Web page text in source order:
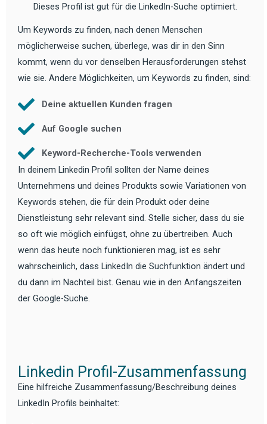
Dieses Profil ist gut für die LinkedIn-Suche optimiert.
Um Keywords zu finden, nach denen Menschen
möglicherweise suchen, überlege, was dir in den Sinn
kommt, wenn du vor denselben Herausforderungen stehst
wie sie. Andere Möglichkeiten, um Keywords zu finden, sind:
Deine aktuellen Kunden fragen
Auf Google suchen
Keyword-Recherche-Tools verwenden
In deinem Linkedin Profil sollten der Name deines
Unternehmens und deines Produkts sowie Variationen von
Keywords stehen, die für dein Produkt oder deine
Dienstleistung sehr relevant sind. Stelle sicher, dass du sie
so oft wie möglich einfügst, ohne zu übertreiben. Auch
wenn das heute noch funktionieren mag, ist es sehr
wahrscheinlich, dass LinkedIn die Suchfunktion ändert und
du dann im Nachteil bist. Genau wie in den Anfangszeiten
der Google-Suche.
Linkedin Profil-Zusammenfassung
Eine hilfreiche Zusammenfassung/Beschreibung deines
LinkedIn Profils beinhaltet: